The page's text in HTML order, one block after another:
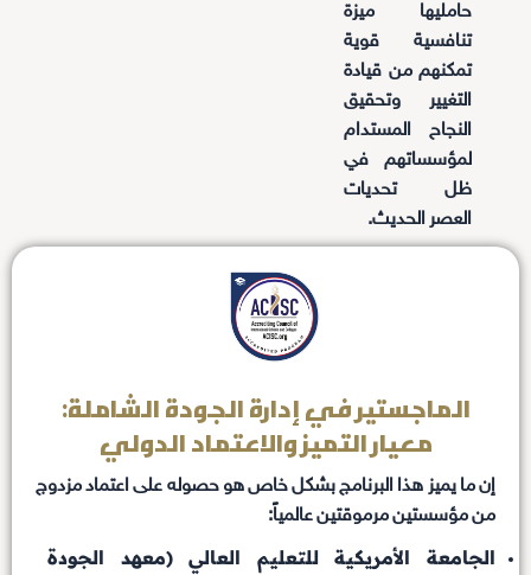
حامليها ميزة
تنافسية قوية
تمكنهم من قيادة
التغيير وتحقيق
النجاح المستدام
لمؤسساتهم في
ظل تحديات
العصر الحديث.
الماجستير في إدارة الجودة الشاملة:
معيار التميز والاعتماد الدولي
إن ما يميز هذا البرنامج بشكل خاص هو حصوله على اعتماد مزدوج
من مؤسستين مرموقتين عالمياً:
الجامعة الأمريكية للتعليم العالي (معهد الجودة